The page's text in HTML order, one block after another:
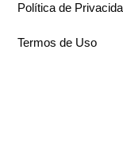
Política de
Termos de Uso